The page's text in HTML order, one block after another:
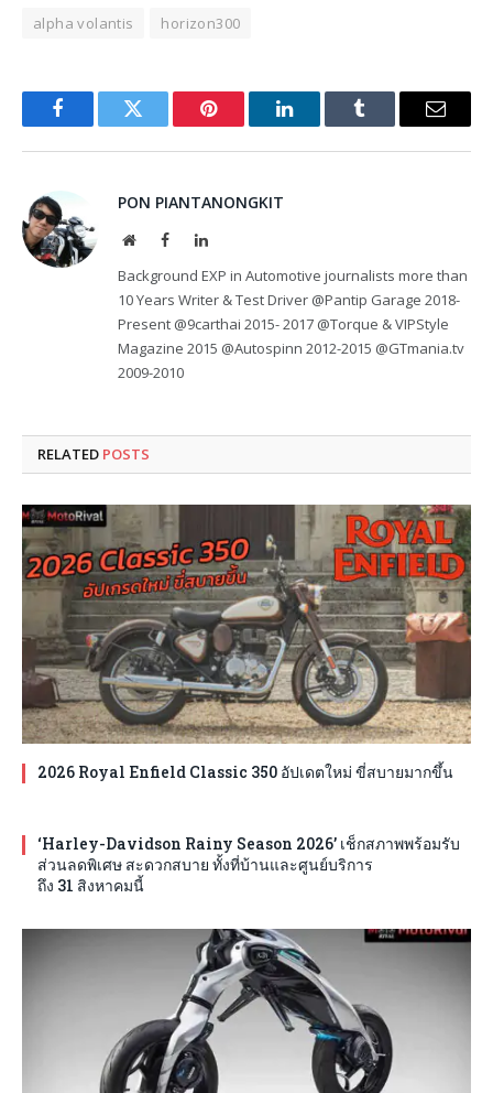
alpha volantis horizon300
FacebookTwitter Pinterest LinkedInTumblr Email
PON PIANTANONGKIT
WebsiteFacebookLinkedIn
Background EXP in Automotive journalists more than
10 Years Writer & Test Driver @Pantip Garage 2018-
Present @9carthai 2015- 2017 @Torque & VIPStyle
Magazine 2015 @Autospinn 2012-2015 @GTmania.tv
2009-2010
RELATED POSTS
2026 Royal Enfield Classic 350 อัปเดตใหม่ ขี่สบายมากขึ้น
‘Harley-Davidson Rainy Season 2026’ เช็กสภาพพร้อมรับ
ส่วนลดพิเศษ สะดวกสบาย ทั้งที่บ้านและศูนย์บริการ
ถึง 31 สิงหาคมนี้